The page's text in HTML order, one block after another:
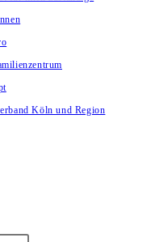
Köln und Region